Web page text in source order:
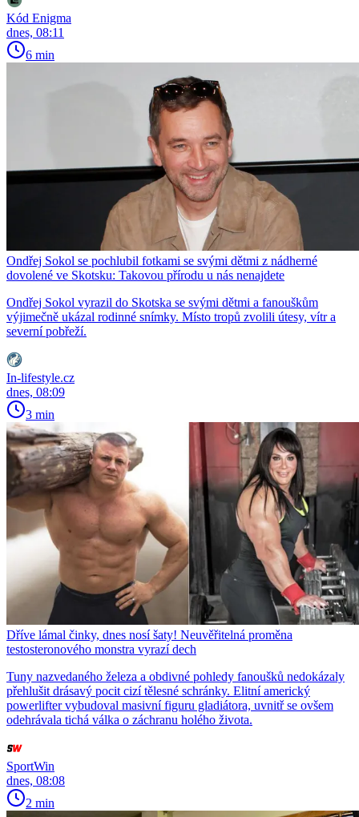
Kód Enigma
dnes, 08:11
6 min
Ondřej Sokol se pochlubil fotkami se svými dětmi z nádherné
dovolené ve Skotsku: Takovou přírodu u nás nenajdete
Ondřej Sokol vyrazil do Skotska se svými dětmi a fanouškům
výjimečně ukázal rodinné snímky. Místo tropů zvolili útesy, vítr a
severní pobřeží.
In-lifestyle.cz
dnes, 08:09
3 min
Dříve lámal činky, dnes nosí šaty! Neuvěřitelná proměna
testosteronového monstra vyrazí dech
Tuny nazvedaného železa a obdivné pohledy fanoušků nedokázaly
přehlušit drásavý pocit cizí tělesné schránky. Elitní americký
powerlifter vybudoval masivní figuru gladiátora, uvnitř se ovšem
odehrávala tichá válka o záchranu holého života.
SportWin
dnes, 08:08
2 min